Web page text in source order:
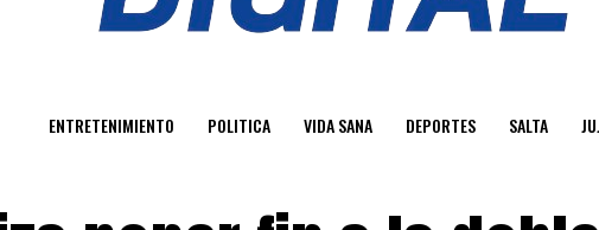
ENTRETENIMIENTO POLITICA VIDA SANA DEPORTES SALTA